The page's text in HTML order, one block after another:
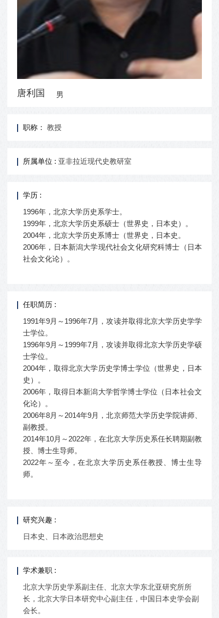
唐利国 男
职称： 教授
所属单位 : 亚非拉近现代史教研室
学历 :
1996年，北京大学历史系学士。
1999年，北京大学历史系硕士（世界史，日本史）。
2004年，北京大学历史系博士（世界史，日本史。
2006年，日本新潟大学现代社会文化研究科博士（日本
社会文化论）。
任职简历 :
1991年9月～1996年7月，攻读并取得北京大学历史学学
士学位。
1996年9月～1999年7月，攻读并取得北京大学历史学硕
士学位。
2004年，取得北京大学历史学博士学位（世界史，日本
史）。
2006年，取得日本新潟大学哲学博士学位（日本社会文
化论）。
2006年8月～2014年9月，北京师范大学历史学院讲师、
副教授。
2014年10月～2022年，在北京大学历史系任长聘期副教
授、博士生导师。
2022年～至今，在北京大学历史系任教授、博士生导
师。
研究兴趣 :
日本史、日本政治思想史
学术兼职 :
北京大学历史学系副主任、北京大学东北亚研究所所
长，北京大学日本研究中心副主任，中国日本史学会副
会长。